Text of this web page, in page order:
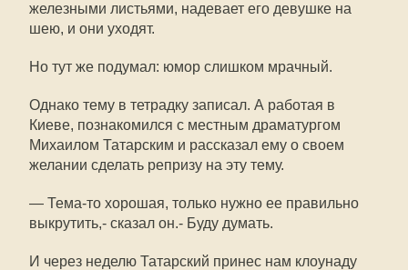
железными листьями, надевает его девушке на
шею, и они уходят.
Но тут же подумал: юмор слишком мрачный.
Однако тему в тетрадку записал. А работая в
Киеве, познакомился с местным драматургом
Михаилом Татарским и рассказал ему о своем
желании сделать репризу на эту тему.
— Тема-то хорошая, только нужно ее правильно
выкрутить,- сказал он.- Буду думать.
И через неделю Татарский принес нам клоунаду